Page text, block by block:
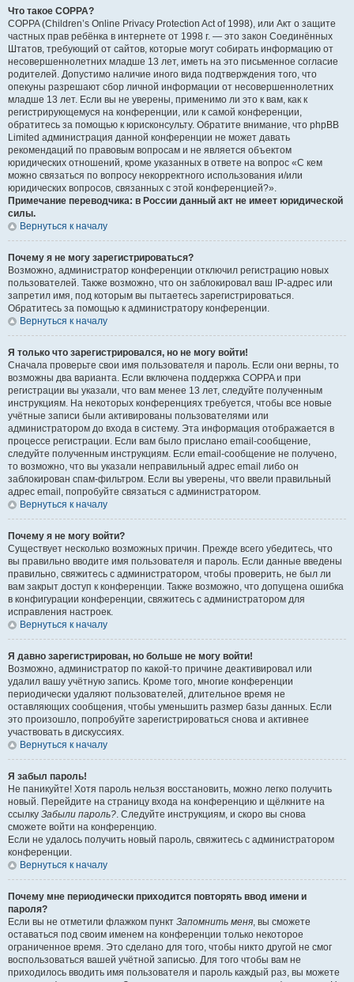
Что такое COPPA?
COPPA (Children’s Online Privacy Protection Act of 1998), или Акт о защите
частных прав ребёнка в интернете от 1998 г. — это закон Соединённых
Штатов, требующий от сайтов, которые могут собирать информацию от
несовершеннолетних младше 13 лет, иметь на это письменное согласие
родителей. Допустимо наличие иного вида подтверждения того, что
опекуны разрешают сбор личной информации от несовершеннолетних
младше 13 лет. Если вы не уверены, применимо ли это к вам, как к
регистрирующемуся на конференции, или к самой конференции,
обратитесь за помощью к юрисконсульту. Обратите внимание, что phpBB
Limited администрация данной конференции не может давать
рекомендаций по правовым вопросам и не является объектом
юридических отношений, кроме указанных в ответе на вопрос «С кем
можно связаться по вопросу некорректного использования и/или
юридических вопросов, связанных с этой конференцией?».
Примечание переводчика: в России данный акт не имеет юридической
силы.
Вернуться к началу
Почему я не могу зарегистрироваться?
Возможно, администратор конференции отключил регистрацию новых
пользователей. Также возможно, что он заблокировал ваш IP-адрес или
запретил имя, под которым вы пытаетесь зарегистрироваться.
Обратитесь за помощью к администратору конференции.
Вернуться к началу
Я только что зарегистрировался, но не могу войти!
Сначала проверьте свои имя пользователя и пароль. Если они верны, то
возможны два варианта. Если включена поддержка COPPA и при
регистрации вы указали, что вам менее 13 лет, следуйте полученным
инструкциям. На некоторых конференциях требуется, чтобы все новые
учётные записи были активированы пользователями или
администратором до входа в систему. Эта информация отображается в
процессе регистрации. Если вам было прислано email-сообщение,
следуйте полученным инструкциям. Если email-сообщение не получено,
то возможно, что вы указали неправильный адрес email либо он
заблокирован спам-фильтром. Если вы уверены, что ввели правильный
адрес email, попробуйте связаться с администратором.
Вернуться к началу
Почему я не могу войти?
Существует несколько возможных причин. Прежде всего убедитесь, что
вы правильно вводите имя пользователя и пароль. Если данные введены
правильно, свяжитесь с администратором, чтобы проверить, не был ли
вам закрыт доступ к конференции. Также возможно, что допущена ошибка
в конфигурации конференции, свяжитесь с администратором для
исправления настроек.
Вернуться к началу
Я давно зарегистрирован, но больше не могу войти!
Возможно, администратор по какой-то причине деактивировал или
удалил вашу учётную запись. Кроме того, многие конференции
периодически удаляют пользователей, длительное время не
оставляющих сообщения, чтобы уменьшить размер базы данных. Если
это произошло, попробуйте зарегистрироваться снова и активнее
участвовать в дискуссиях.
Вернуться к началу
Я забыл пароль!
Не паникуйте! Хотя пароль нельзя восстановить, можно легко получить
новый. Перейдите на страницу входа на конференцию и щёлкните на
ссылку Забыли пароль?. Следуйте инструкциям, и скоро вы снова
сможете войти на конференцию.
Если не удалось получить новый пароль, свяжитесь с администратором
конференции.
Вернуться к началу
Почему мне периодически приходится повторять ввод имени и
пароля?
Если вы не отметили флажком пункт Запомнить меня, вы сможете
оставаться под своим именем на конференции только некоторое
ограниченное время. Это сделано для того, чтобы никто другой не смог
воспользоваться вашей учётной записью. Для того чтобы вам не
приходилось вводить имя пользователя и пароль каждый раз, вы можете